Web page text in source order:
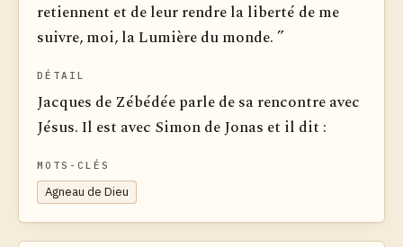
retiennent et de leur rendre la liberté de me
suivre, moi, la Lumière du monde. ”
DÉTAIL
Jacques de Zébédée parle de sa rencontre avec
Jésus. Il est avec Simon de Jonas et il dit :
MOTS-CLÉS
Agneau de Dieu